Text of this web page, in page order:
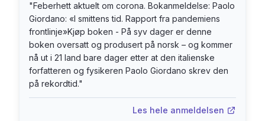
sterkt og personlig vitnesbyrd om en krisetid. Og
et overbevisende kamprop for en ny global
solidaritet i kjølvannet av pandemien.
Paolo Giordano (f. 1982) er født i Torino i Italia.
Han har en doktorgrad i teoretisk partikkelfysikk
og er fast spaltist i Corriere della Sera. Hans
første roman Primtallenes ensomhet (på norsk i
2010) er oversatt til 30 språk og har solgt over
"Feberhett aktuelt om corona. Bokanmeldelse: Paolo
Giordano: «I smittens tid. Rapport fra pandemiens
frontlinje»Kjøp boken - På syv dager er denne
boken oversatt og produsert på norsk – og kommer
nå ut i 21 land bare dager etter at den italienske
forfatteren og fysikeren Paolo Giordano skrev den
på rekordtid."
Les hele anmeldelsen